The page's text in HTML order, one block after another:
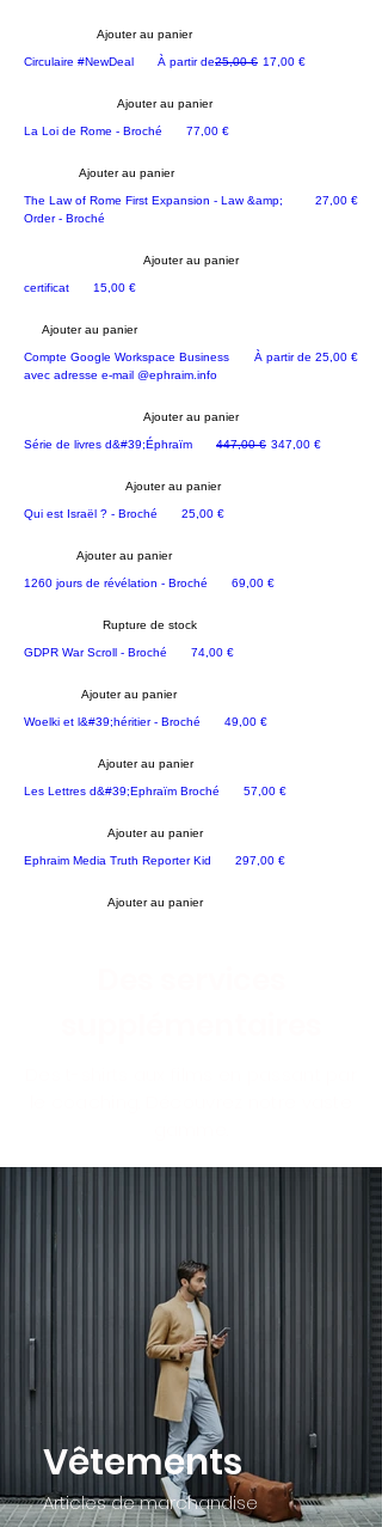
Ajouter au panier
MATÉRIEL PROMOTIONNEL
Circulaire #NewDeal À partir de
Prix original25,00 € 17,00 €
Prix promotionnel
Ajouter au panier
BEST-SELLER
La Loi de Rome - Broché Prix
77,00 €
Ajouter au panier
LOI
The Law of Rome First Expansion - Law &amp;
Order - Broché
Prix
27,00 €
Ajouter au panier
! NUR FÜR REGISTRIERTE ERBEN !
certificat Prix
15,00 €
Ajouter au panier
EPHI Actif
Compte Google Workspace Business
avec adresse e-mail @ephraim.info
À partir de 25,00 €
Prix promotionnel
Ajouter au panier
NOUVEAU
Série de livres d&#39;Éphraïm Prix original
447,00 € Prix promotionnel
347,00 €
Ajouter au panier
NOUS RECOMMANDONS
Qui est Israël ? - Broché Prix
25,00 €
Ajouter au panier
ÉPIPHANIE
1260 jours de révélation - Broché Prix
69,00 €
Rupture de stock
GDPR War Scroll - Broché Prix
74,00 €
Ajouter au panier
Woelki et l&#39;héritier - Broché Prix
49,00 €
Ajouter au panier
Les Lettres d&#39;Ephraïm Broché Prix
57,00 €
Ajouter au panier
Licence REPORTER
Ephraim Media Truth Reporter Kid Prix
297,00 €
Ajouter au panier
Vêtements
Articles de marchandise